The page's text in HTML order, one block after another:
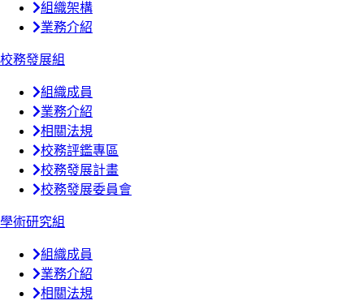
組織架構
業務介紹
校務發展組
組織成員
業務介紹
相關法規
校務評鑑專區
校務發展計畫
校務發展委員會
學術研究組
組織成員
業務介紹
相關法規